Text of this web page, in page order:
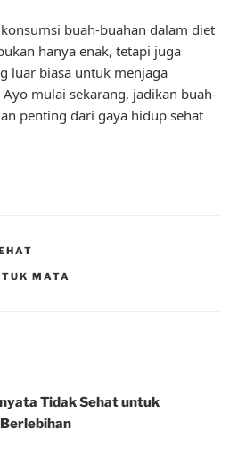
buah-buahan dalam diet
hanya enak, tetapi juga
luar biasa untuk menjaga
mulai sekarang, jadikan buah-
penting dari gaya hidup sehat
MATA
Tidak Sehat untuk